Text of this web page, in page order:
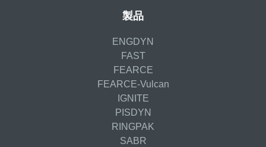
製品
ENGDYN
FAST
FEARCE
FEARCE-Vulcan
IGNITE
PISDYN
RINGPAK
SABR